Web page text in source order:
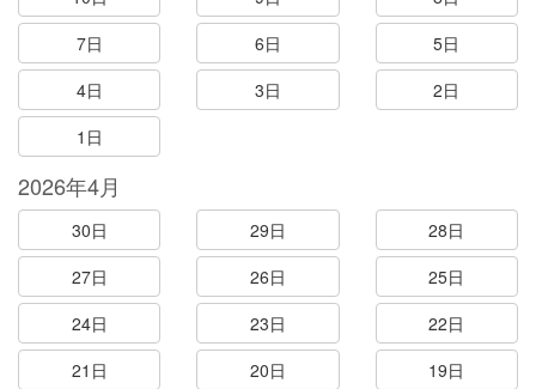
7日
6日
5日
4日
3日
2日
1日
2026年4月
30日 29日
28日
27日
26日
25日
24日
23日
22日
21日
20日
19日